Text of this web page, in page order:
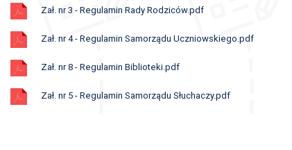
Zał. nr 3 - Regulamin Rady Rodziców.pdf
Zał. nr 4 - Regulamin Samorządu Uczniowskiego.pdf
Zał. nr 8 - Regulamin Biblioteki.pdf
Zał. nr 5 - Regulamin Samorządu Słuchaczy.pdf